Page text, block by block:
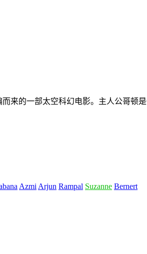
而来的一部太空科幻电影。主人公哥
AzmiArjun Rampal Suzanne Bernert